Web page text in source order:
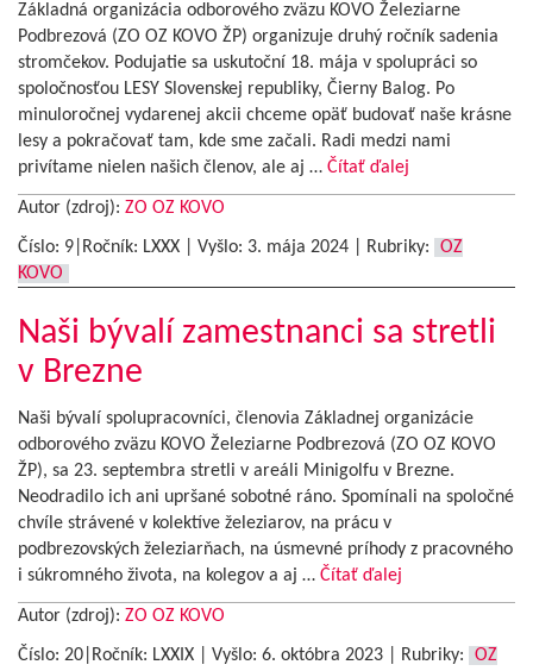
Základná organizácia odborového zväzu KOVO Železiarne
Podbrezová (ZO OZ KOVO ŽP) organizuje druhý ročník sadenia
stromčekov. Podujatie sa uskutoční 18. mája v spolupráci so
spoločnosťou LESY Slovenskej republiky, Čierny Balog. Po
minuloročnej vydarenej akcii chceme opäť budovať naše krásne
lesy a pokračovať tam, kde sme začali. Radi medzi nami
privítame nielen našich členov, ale aj … Čítať ďalej
Autor (zdroj): ZO OZ KOVO
Číslo: 9|Ročník: LXXX | Vyšlo: 3. mája 2024 Rubriky:
OZ
KOVO
Naši bývalí zamestnanci sa stretli
v Brezne
Naši bývalí spolupracovníci, členovia Základnej organizácie
odborového zväzu KOVO Železiarne Podbrezová (ZO OZ KOVO
ŽP), sa 23. septembra stretli v areáli Minigolfu v Brezne.
Neodradilo ich ani upršané sobotné ráno. Spomínali na spoločné
chvíle strávené v kolektíve železiarov, na prácu v
podbrezovských železiarňach, na úsmevné príhody z pracovného
i súkromného života, na kolegov a aj … Čítať ďalej
Autor (zdroj): ZO OZ KOVO
Číslo: 20|Ročník: LXXIX | Vyšlo: 6. októbra 2023 Rubriky:
OZ